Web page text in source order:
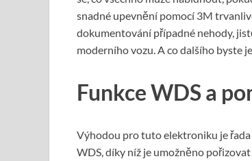
snadné upevnění pomocí 3M
dokumentování případné nehody,
moderního vozu. A co dalšího byste
Funkce WDS a
Výhodou pro tuto elektroniku je
WDS, díky níž je umožněno